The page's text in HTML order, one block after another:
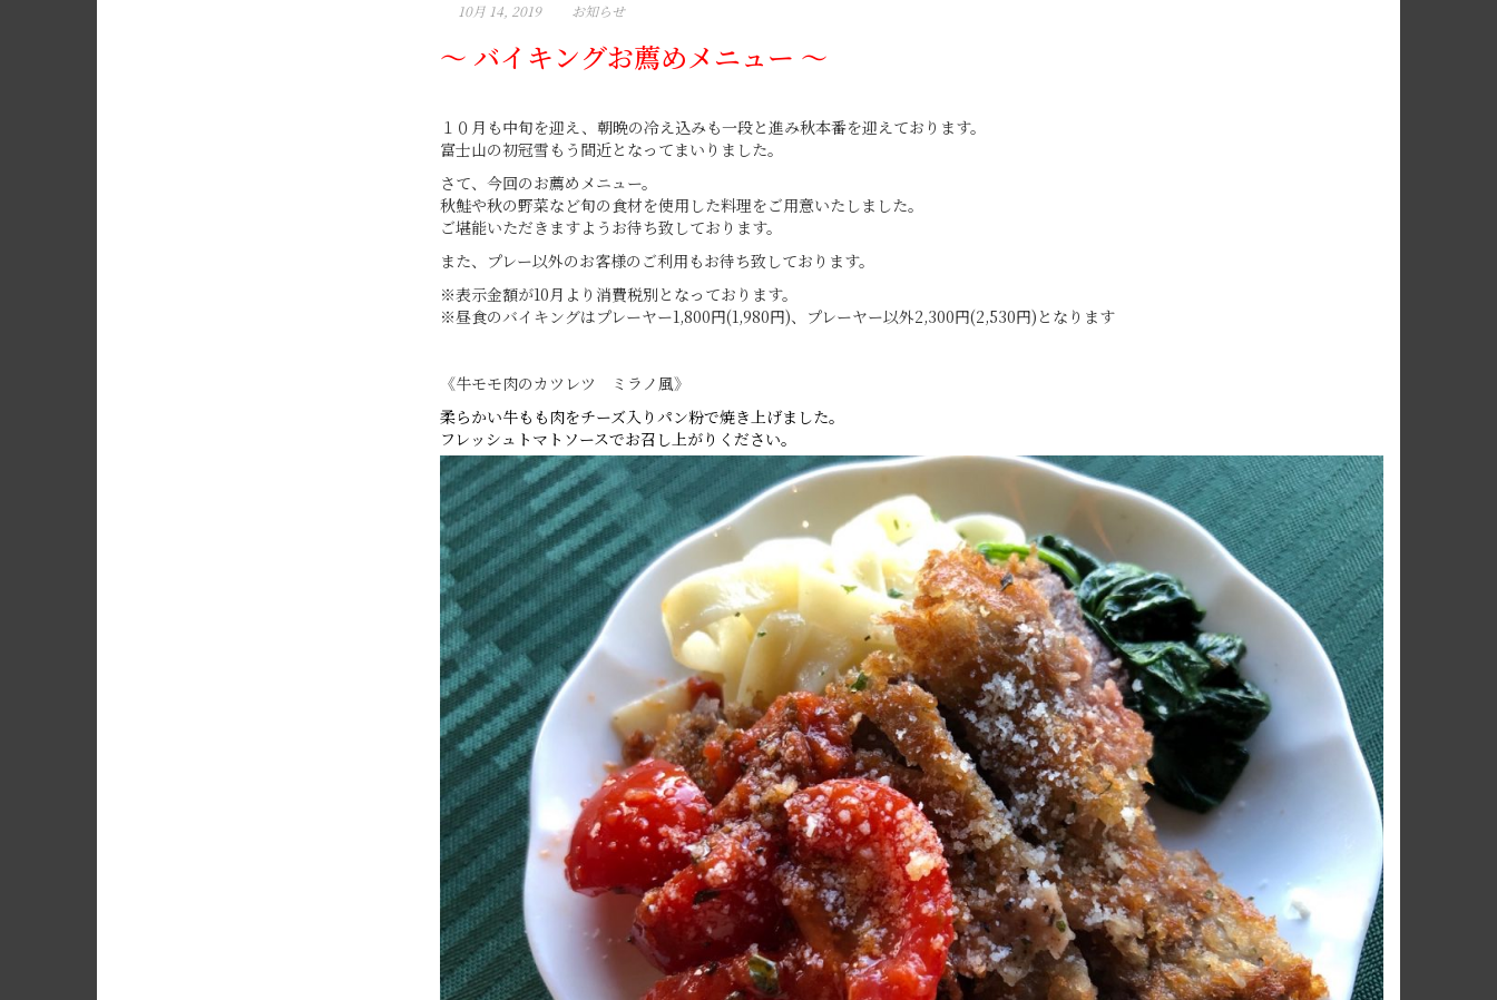
10月 14, 2019 お知らせ
～ バイキングお薦めメニュー ～
１０月も中旬を迎え、朝晩の冷え込みも一段と進み秋本番を迎えております。
富士山の初冠雪もう間近となってまいりました。
さて、今回のお薦めメニュー。
秋鮭や秋の野菜など旬の食材を使用した料理をご用意いたしました。
ご堪能いただきますようお待ち致しております。
また、プレー以外のお客様のご利用もお待ち致しております。
※表示金額が10月より消費税別となっております。
※昼食のバイキングはプレーヤー1,800円(1,980円)、プレーヤー以外2,300円(2,530円)となります
《牛モモ肉のカツレツ ミラノ風》
柔らかい牛もも肉をチーズ入りパン粉で焼き上げました。
フレッシュトマトソースでお召し上がりください。